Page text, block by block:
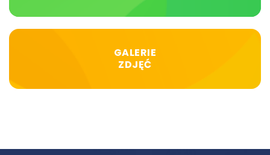
GALERIE
ZDJĘĆ